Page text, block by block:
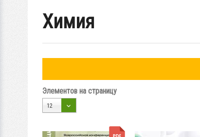
Химия
Элементов на страницу
12